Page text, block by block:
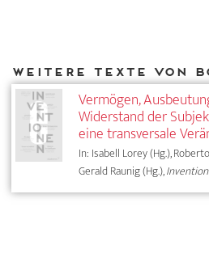
Vermögen,
Widerstand der
eine transversale
In: Isabell Lorey (Hg.),
Gerald Raunig (Hg.),